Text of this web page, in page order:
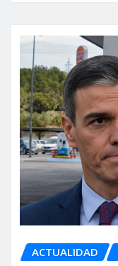
ACTUALIDAD